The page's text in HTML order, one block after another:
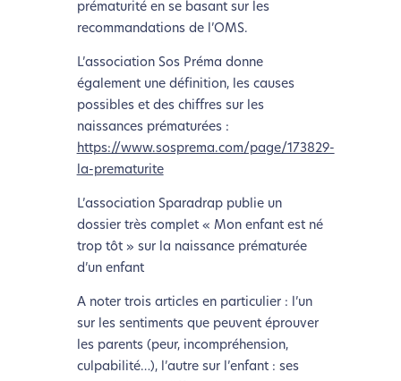
prématurité en se basant sur les
recommandations de l’OMS.
L’association Sos Préma donne
également une définition, les causes
possibles et des chiffres sur les
naissances prématurées :
https://www.sosprema.com/page/173829-
la-prematurite
L’association Sparadrap publie un
dossier très complet « Mon enfant est né
trop tôt » sur la naissance prématurée
d’un enfant
A noter trois articles en particulier : l’un
sur les sentiments que peuvent éprouver
les parents (peur, incompréhension,
culpabilité…), l’autre sur l’enfant : ses